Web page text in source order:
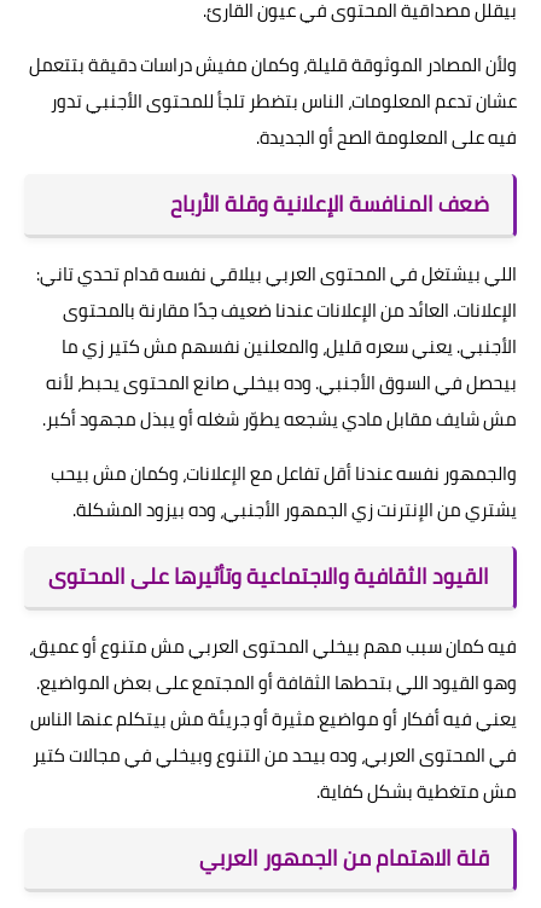
بيقلل مصداقية المحتوى في عيون القارئ.
ولأن المصادر الموثوقة قليلة، وكمان مفيش دراسات دقيقة بتتعمل
عشان تدعم المعلومات، الناس بتضطر تلجأ للمحتوى الأجنبي تدور
فيه على المعلومة الصح أو الجديدة.
ضعف المنافسة الإعلانية وقلة الأرباح
اللي بيشتغل في المحتوى العربي بيلاقي نفسه قدام تحدي تاني:
الإعلانات. العائد من الإعلانات عندنا ضعيف جدًا مقارنة بالمحتوى
الأجنبي. يعني سعره قليل، والمعلنين نفسهم مش كتير زي ما
بيحصل في السوق الأجنبي. وده بيخلي صانع المحتوى يحبط، لأنه
مش شايف مقابل مادي يشجعه يطوّر شغله أو يبذل مجهود أكبر.
والجمهور نفسه عندنا أقل تفاعل مع الإعلانات، وكمان مش بيحب
يشتري من الإنترنت زي الجمهور الأجنبي، وده بيزود المشكلة.
القيود الثقافية والاجتماعية وتأثيرها على المحتوى
فيه كمان سبب مهم بيخلي المحتوى العربي مش متنوع أو عميق،
وهو القيود اللي بتحطها الثقافة أو المجتمع على بعض المواضيع.
يعني فيه أفكار أو مواضيع مثيرة أو جريئة مش بيتكلم عنها الناس
في المحتوى العربي، وده بيحد من التنوع وبيخلي في مجالات كتير
مش متغطية بشكل كفاية.
قلة الاهتمام من الجمهور العربي